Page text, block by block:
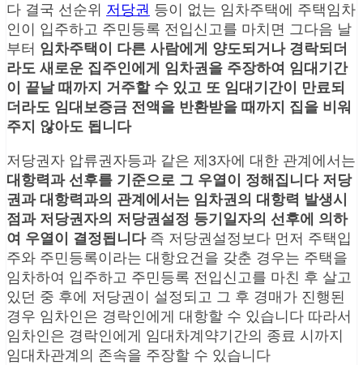
다 결국 선순위 저당권 등이 없는 임차주택에 주택임차
인이 입주하고 주민등록 전입신고를 마치면 그다음 날
부터 임차주택이 다른 사람에게 양도되거나 경락되더
라도 새로운 집주인에게 임차권을 주장하여 임대기간
이 끝날 때까지 거주할 수 있고 또 임대기간이 만료되
더라도 임대보증금 전액을 반환받을 때까지 집을 비워
주지 않아도 됩니다
저당권자 압류권자등과 같은 제3자에 대한 관계에서는
대항력과 선후를 기준으로 그 우열이 정해집니다 저당
권과 대항력과의 관계에서는 임차권의 대항력 발생시
점과 저당권자의 저당권설정 등기일자의 선후에 의하
여 우열이 결정됩니다즉 저당권설정보다 먼저 주택입
주와 주민등록이라는 대항요건을 갖춘 경우는 주택을
임차하여 입주하고 주민등록 전입신고를 마친 후 살고
있던 중 후에 저당권이 설정되고 그 후 경매가 진행된
경우 임차인은 경락인에게 대항할 수 있습니다 따라서
임차인은 경락인에게 임대차계약기간의 종료 시까지
임대차관계의 존속을 주장할 수 있습니다